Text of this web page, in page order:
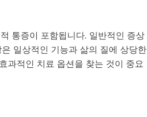
통증이 포함됩니다. 일반적인 증상
일상적인 기능과 삶의 질에 상당한
과적인 치료 옵션을 찾는 것이 중요